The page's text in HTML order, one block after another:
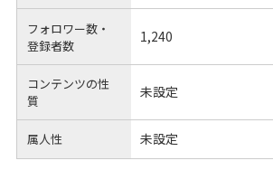
フォロワー数・
登録者数
1,240
コンテンツの性
質
未設定
属人性 未設定